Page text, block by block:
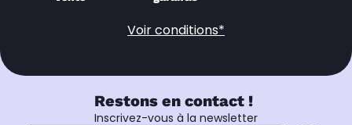
Voir conditions*
Restons en contact !
Inscrivez-vous à la newsletter